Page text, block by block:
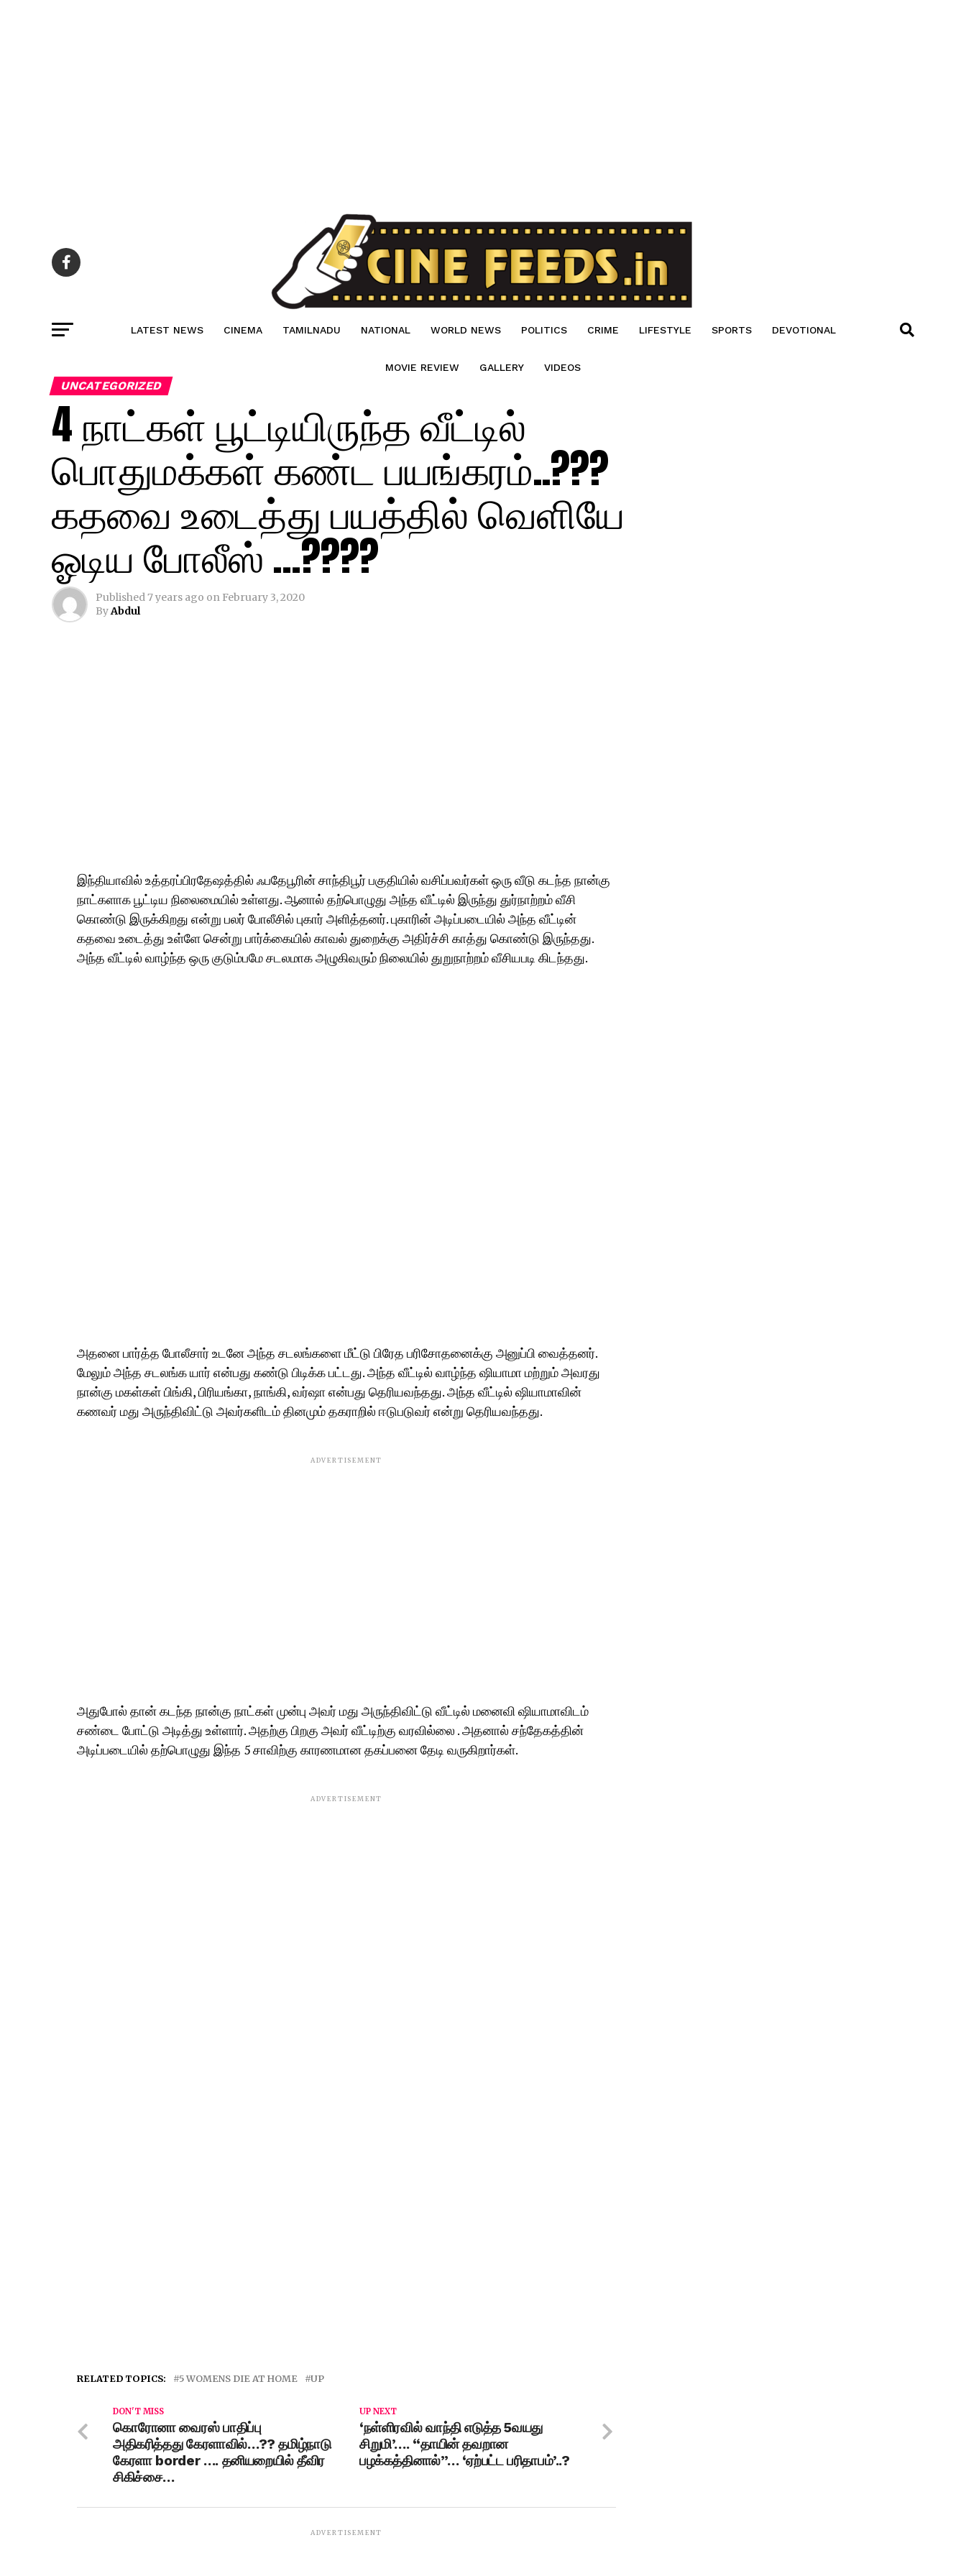
LATEST NEWS CINEMA TAMILNADU NATIONAL WORLD NEWS POLITICS CRIME LIFESTYLE SPORTS DEVOTIONAL
MOVIE REVIEW GALLERY VIDEOS
UNCATEGORIZED
4 நாட்கள் பூட்டியிருந்த வீட்டில்
பொதுமக்கள் கண்ட பயங்கரம்..???
கதவை உடைத்து பயத்தில் வெளியே
ஓடிய போலீஸ் …????
Published7 years ago on February 3, 2020
ByAbdul
இந்தியாவில் உத்தரப்பிரதேஷத்தில் ஃபதேபூரின் சாந்திபூர் பகுதியில் வசிப்பவர்கள் ஒரு வீடு கடந்த நான்கு
நாட்களாக பூட்டிய நிலைமையில் உள்ளது. ஆனால் தற்பொழுது அந்த வீட்டில் இருந்து துர்நாற்றம் வீசி
கொண்டு இருக்கிறது என்று பலர் போலீசில் புகார் அளித்தனர். புகாரின் அடிப்படையில் அந்த வீட்டின்
கதவை உடைத்து உள்ளே சென்று பார்க்கையில் காவல் துறைக்கு அதிர்ச்சி காத்து கொண்டு இருந்தது.
அந்த வீட்டில் வாழ்ந்த ஒரு குடும்பமே சடலமாக அழுகிவரும் நிலையில் துறுநாற்றம் வீசியபடி கிடந்தது.
அதனை பார்த்த போலீசார் உடனே அந்த சடலங்களை மீட்டு பிரேத பரிசோதனைக்கு அனுப்பி வைத்தனர்.
மேலும் அந்த சடலங்க யார் என்பது கண்டு பிடிக்க பட்டது. அந்த வீட்டில் வாழ்ந்த ஷியாமா மற்றும் அவரது
நான்கு மகள்கள் பிங்கி, பிரியங்கா, நாங்கி, வர்ஷா என்பது தெரியவந்தது. அந்த வீட்டில் ஷியாமாவின்
கணவர் மது அருந்திவிட்டு அவர்களிடம் தினமும் தகராறில் ஈடுபடுவர் என்று தெரியவந்தது.
ADVERTISEMENT
அதுபோல் தான் கடந்த நான்கு நாட்கள் முன்பு அவர் மது அருந்திவிட்டு வீட்டில் மனைவி ஷியாமாவிடம்
சண்டை போட்டு அடித்து உள்ளார். அதற்கு பிறகு அவர் வீட்டிற்கு வரவில்லை . அதனால் சந்தேகத்தின்
அடிப்படையில் தற்பொழுது இந்த 5 சாவிற்கு காரணமான தகப்பனை தேடி வருகிறார்கள்.
ADVERTISEMENT
RELATED TOPICS: 5 WOMENS DIE AT HOME UP
UP NEXT
‘நள்ளிரவில் வாந்தி எடுத்த 5வயது
சிறுமி’…. “தாயின் தவறான
பழக்கத்தினால்”… ‘ஏற்பட்ட பரிதாபம்’..?
DON'T MISS
கொரோனா வைரஸ் பாதிப்பு
அதிகரித்தது கேரளாவில்…?? தமிழ்நாடு
கேரளா border …. தனியறையில் தீவிர
சிகிச்சை…
ADVERTISEMENT